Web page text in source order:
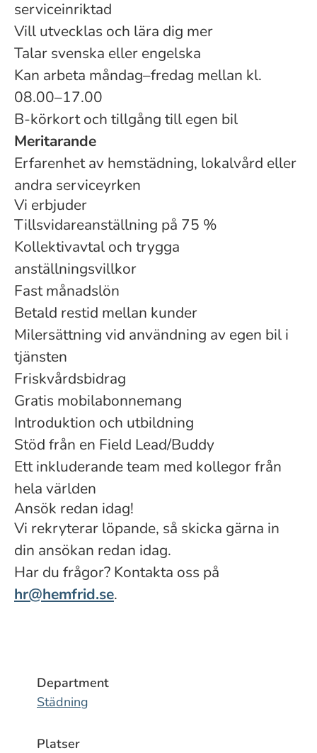
serviceinriktad
Vill utvecklas och lära dig mer
Talar svenska eller engelska
Kan arbeta måndag–fredag mellan kl.
08.00–17.00
B-körkort och tillgång till egen bil
Meritarande
Erfarenhet av hemstädning, lokalvård eller
andra serviceyrken
Vi erbjuder
Tillsvidareanställning på 75 %
Kollektivavtal och trygga
anställningsvillkor
Fast månadslön
Betald restid mellan kunder
Milersättning vid användning av egen bil i
tjänsten
Friskvårdsbidrag
Gratis mobilabonnemang
Introduktion och utbildning
Stöd från en Field Lead/Buddy
Ett inkluderande team med kollegor från
hela världen
Ansök redan idag!
Vi rekryterar löpande, så skicka gärna in
din ansökan redan idag.
Har du frågor? Kontakta oss på
hr@hemfrid.se.
Department
Städning
Platser